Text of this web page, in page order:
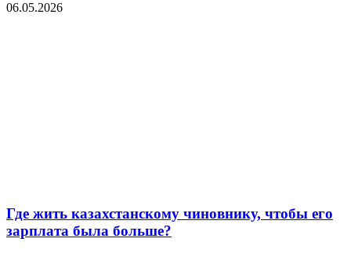
06.05.2026
Где жить казахстанскому чиновнику, чтобы его
зарплата была больше?